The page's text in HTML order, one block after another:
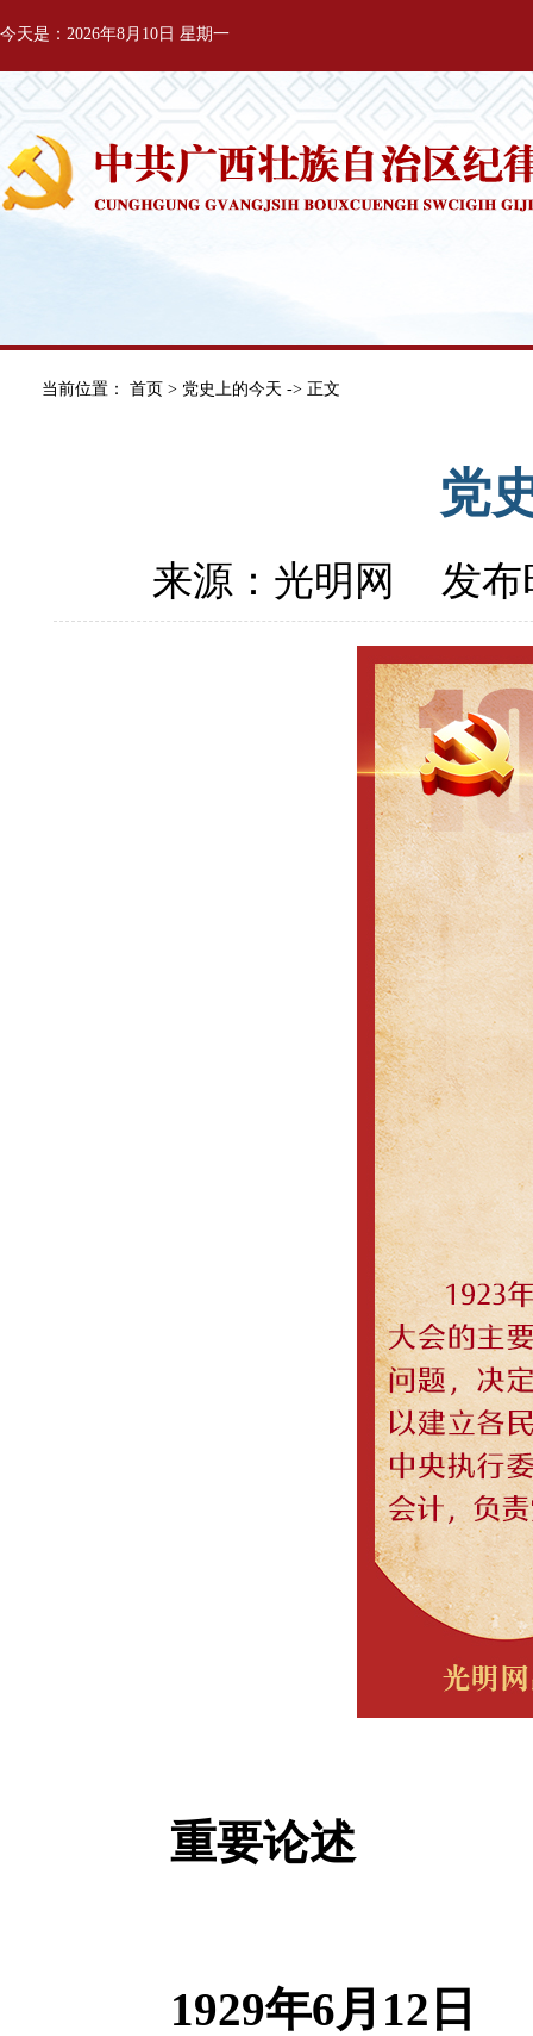
今天是：2026年8月10日 星期一
当前位置： 首页 > 党史上的今天 -> 正文
党
来源：光明网 发布
重要论述
1929年6月12日